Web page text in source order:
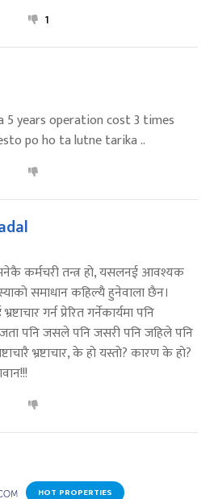
1
5 years operation cost 3 times
po ho ta lutne tarika ..
भनेकै कर्मचरी तन्त्र हाे, यसलनई आवश्यक
समाधान कहिल्यै हुनेवाला छैन।
गर्न प्रेरित गर्नेकार्यमा पनि
पनि जसले पनि जसरी पनि जहिले पनि
भ्रष्टाचार, के हाे यस्ताे? कारण के हाे?
HOT PROPERTIES